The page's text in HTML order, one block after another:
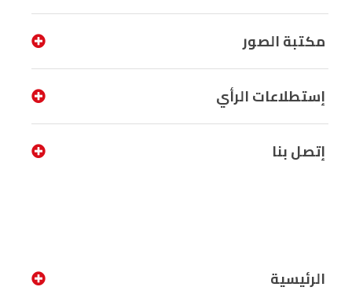
مكتبة الصور
إستطلاعات الرأي
إتصل بنا
الرئيسية